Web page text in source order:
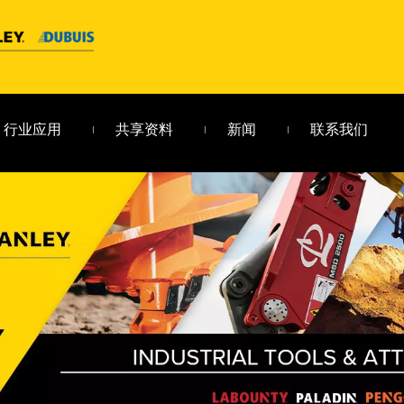
行业应用 共享资料 新闻 联系我们